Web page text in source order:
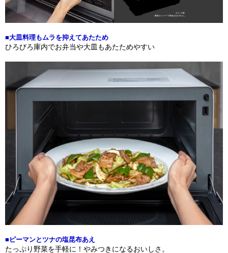
■大皿料理もムラを抑えてあたため
ひろびろ庫内でお弁当や大皿もあたためやすい
■ピーマンとツナの塩昆布あえ
たっぷり野菜を手軽に！やみつきになるおいしさ。